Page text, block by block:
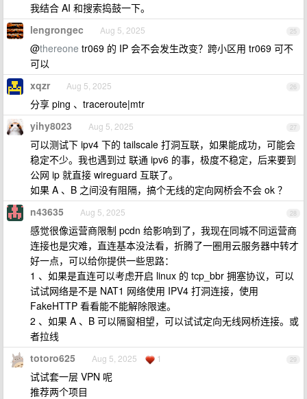
我结合 AI 和搜索捣鼓一下。
25
lengrongec Aug 5, 2025
@thereone tr069 的 IP 会不会发生改变？跨小区用 tr069 可不
可以
26
xqzr Aug 5, 2025
分享 ping 、traceroute|mtr
27
yihy8023 Aug 5, 2025
可以测试下 ipv4 下的 tailscale 打洞互联，如果能成功，可能会
稳定不少。我也遇到过 联通 ipv6 的事，极度不稳定，后来要到
公网 ip 就直接 wireguard 互联了。
如果 A 、B 之间没有阻隔，搞个无线的定向网桥会不会 ok ？
28
n43635 Aug 5, 2025
感觉很像运营商限制 pcdn 给影响到了，我现在同城不同运营商
连接也是灾难，直连基本没法看，折腾了一圈用云服务器中转才
好一点，可以给你提供一些思路：
1 、如果是直连可以考虑开启 linux 的 tcp_bbr 拥塞协议，可以
试试网络是不是 NAT1 网络使用 IPV4 打洞连接，使用
FakeHTTP 看看能不能解除限速。
2 、如果 A 、B 可以隔窗相望，可以试试定向无线网桥连接。或
者拉线
29
totoro625 Aug 5, 2025 1
试试套一层 VPN 呢
推荐两个项目